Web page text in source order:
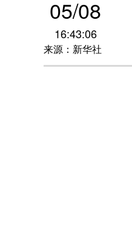
05/08
16:43:06
来源：新华社